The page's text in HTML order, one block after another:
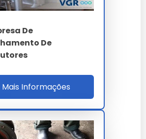
passam por rigorosos controles,
o uso deempresa de manutenção
desacordo com as normas
técnica.
você opta por um parceiro que
crítica do empresa de
De
De
Mais Informações